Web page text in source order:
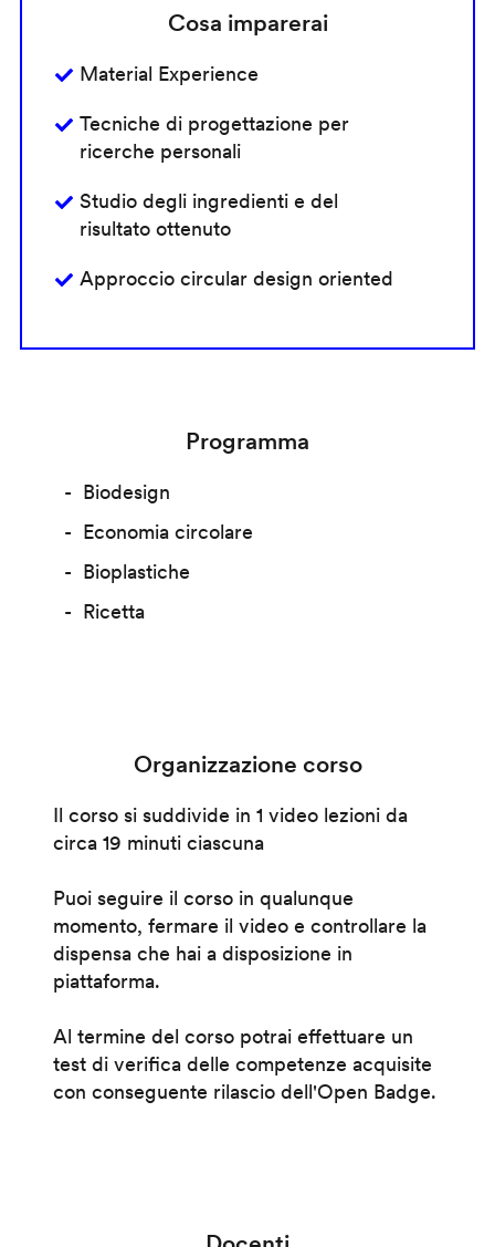
Cosa imparerai
Material Experience
Tecniche di progettazione per
ricerche personali
Studio degli ingredienti e del
risultato ottenuto
Approccio circular design oriented
Programma
Biodesign
Economia circolare
Bioplastiche
Ricetta
Organizzazione corso
Il corso si suddivide in 1 video lezioni da
circa 19 minuti ciascuna
Puoi seguire il corso in qualunque
momento, fermare il video e controllare la
dispensa che hai a disposizione in
piattaforma.
Al termine del corso potrai effettuare un
test di verifica delle competenze acquisite
con conseguente rilascio dell'Open Badge.